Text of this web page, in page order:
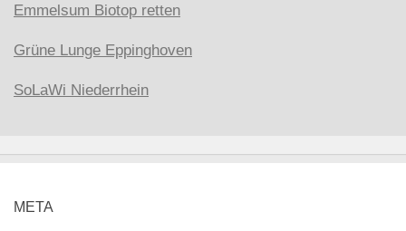
Emmelsum Biotop retten
Grüne Lunge Eppinghoven
SoLaWi Niederrhein
META